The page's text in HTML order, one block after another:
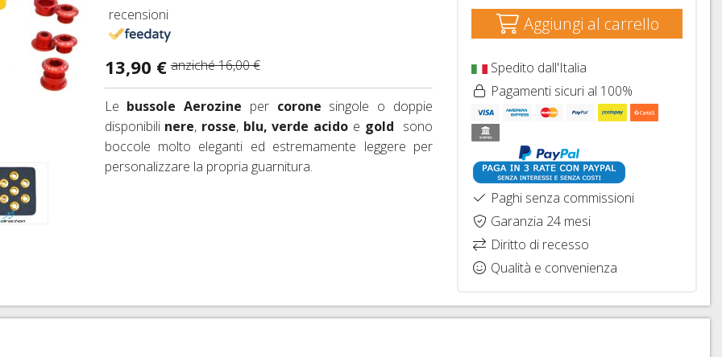
DERAGLIATORE E ACCESSORI
D'ARIA 26"
D'ARIA 27,5"
TUBELESS, VALVOLE E ACCESSORI
PASSANTI
FRENI SRAM AVID
FRENI FORMULA
FRENI HAYES
FRENI MAGURA
FRENI HOPE
FRENI CORSA E MTB
IDRAULICI
recensioni
13,90 € anziché16,00 €
Le bussole Aerozine per corone singole o doppie
disponibili nere, rosse, blu, verde acido e gold sono
boccole molto eleganti ed estremamente leggere per
personalizzare la propria guarnitura.
Aggiungi al carrello
Spedito dall'Italia
Pagamenti sicuri al 100%
Paghi senza commissioni
Garanzia 24 mesi
Diritto di recesso
Qualità e convenienza